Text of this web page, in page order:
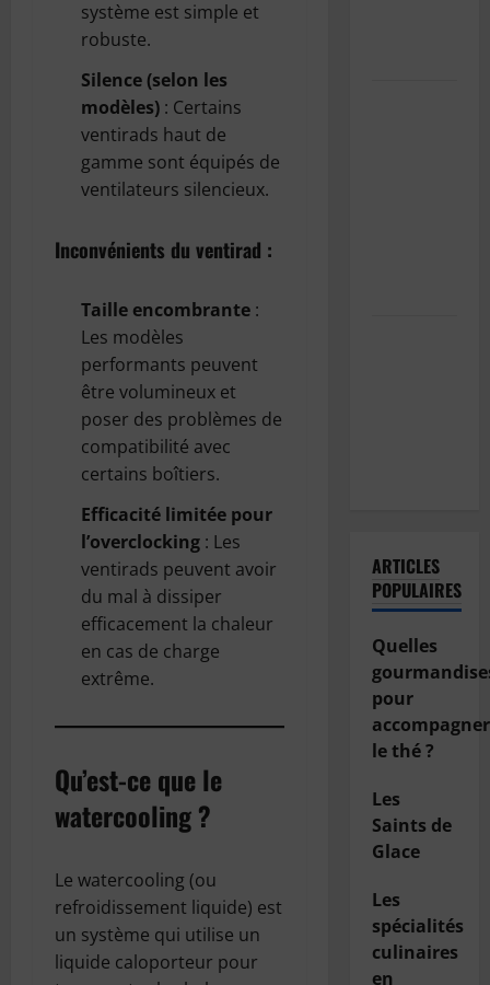
système est simple et
robuste.
Silence (selon les
modèles) : Certains
ventirads haut de
gamme sont équipés de
ventilateurs silencieux.
Inconvénients du ventirad :
Taille encombrante :
Les modèles
performants peuvent
être volumineux et
poser des problèmes de
compatibilité avec
certains boîtiers.
Efficacité limitée pour
l’overclocking : Les
ventirads peuvent avoir
du mal à dissiper
efficacement la chaleur
en cas de charge
extrême.
Qu’est-ce que le
watercooling ?
Le watercooling (ou
refroidissement liquide) est
un système qui utilise un
liquide caloporteur pour
ARTICLES
POPULAIRES
Quelles
pour
accompagner
le thé ?
Les
Saints de
Glace
Les
spécialités
culinaires
en